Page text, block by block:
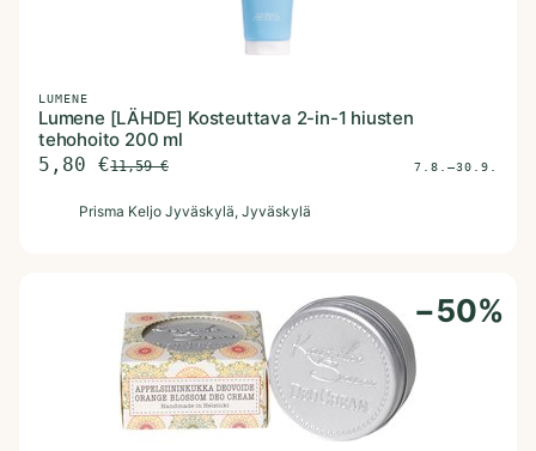
LUMENE
Lumene [LÄHDE] Kosteuttava 2-in-1 hiusten
tehohoito 200 ml
5,80 €11,59€ 7.8.–30.9.
Prisma Keljo Jyväskylä, Jyväskylä
−50%